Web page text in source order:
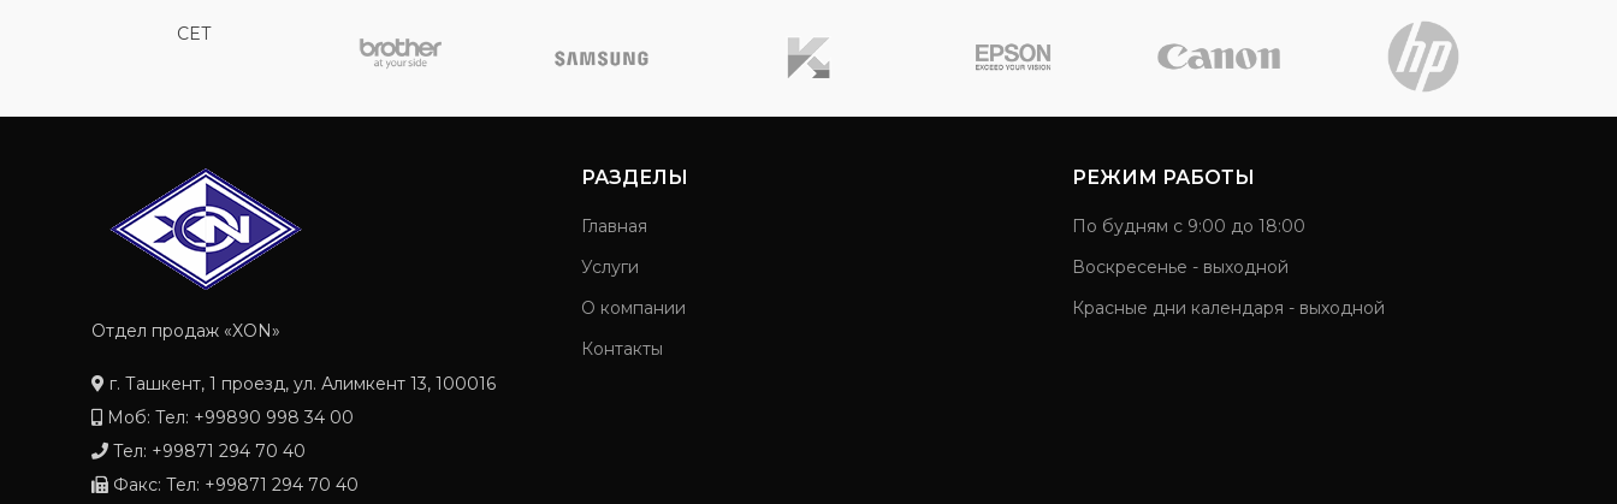
CET
Отдел продаж «XON»
г. Ташкент, 1 проезд, ул. Алимкент 13, 100016
Моб: Тел: +99890 998 34 00
Тел: +99871 294 70 40
Факс: Тел: +99871 294 70 40
РАЗДЕЛЫ
Главная
Услуги
О компании
Контакты
РЕЖИМ РАБОТЫ
По будням с 9:00 до 18:00
Воскресенье - выходной
Красные дни календаря - выходной